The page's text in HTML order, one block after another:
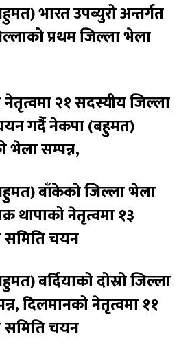
भारत उपब्युरो अन्तर्गत
प्रथम जिल्ला भेला
२१ सदस्यीय जिल्ला
गर्दै नेकपा (बहुमत)
भेला सम्पन्न,
बाँकेको जिल्ला भेला
थापाको नेतृत्वमा १३
समिति चयन
बर्दियाको दोस्रो जिल्ला
दिलमानको नेतृत्वमा ११
समिति चयन